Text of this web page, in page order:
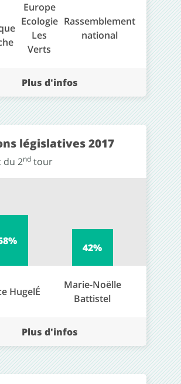
Europe
Ecologie
Les
Verts
Rassemblement
national
Plus d'infos
législatives 2017
du 2nd tour
42%
HugelÉ
Marie-Noëlle
Battistel
Plus d'infos